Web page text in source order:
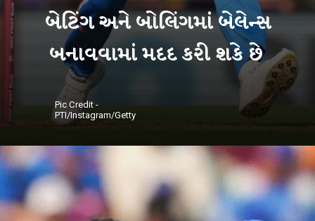
બેટિંગ અને બોલિંગમાં બેલેન્સ
બનાવવામાં મદદ કરી શકે છે
Pic Credit -
PTI/Instagram/Getty